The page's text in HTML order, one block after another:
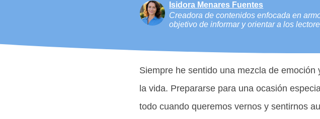
Isidora Menares Fuentes
Creadora de contenidos enfocada en
objetivo de informar y orientar a los
Siempre he sentido una mezcla de
la vida. Prepararse para una ocasión
todo cuando queremos vernos y sentirnos